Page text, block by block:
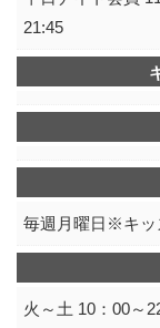
21:45
毎週月曜日※キッ
火～土 10：00～